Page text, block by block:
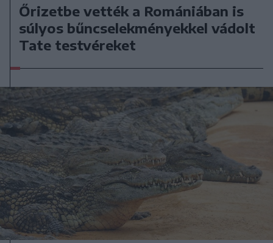
Őrizetbe vették a Romániában is
súlyos bűncselekményekkel vádolt
Tate testvéreket